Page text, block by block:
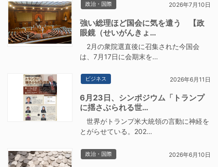
政治・国際 2026年7月10日
強い総理ほど国会に気を遣う 【政
眼鏡（せいがんきょ…
2月の衆院選直後に召集された今国会
は、7月17日に会期末を…
ビジネス 2026年6月11日
6月23日、シンポジウム「トランプ
に揺さぶられる世…
世界がトランプ米大統領の言動に神経を
とがらせている。202…
政治・国際 2026年6月10日